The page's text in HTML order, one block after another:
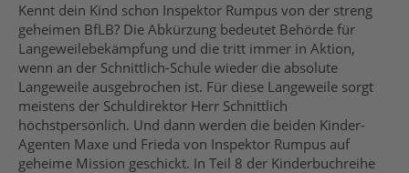
Kennt dein Kind schon Inspektor Rumpus von der streng
geheimen BfLB? Die Abkürzung bedeutet Behörde für
Langeweilebekämpfung und die tritt immer in Aktion,
wenn an der Schnittlich-Schule wieder die absolute
Langeweile ausgebrochen ist. Für diese Langeweile sorgt
meistens der Schuldirektor Herr Schnittlich
höchstpersönlich. Und dann werden die beiden Kinder-
Agenten Maxe und Frieda von Inspektor Rumpus auf
geheime Mission geschickt. In Teil 8 der Kinderbuchreihe